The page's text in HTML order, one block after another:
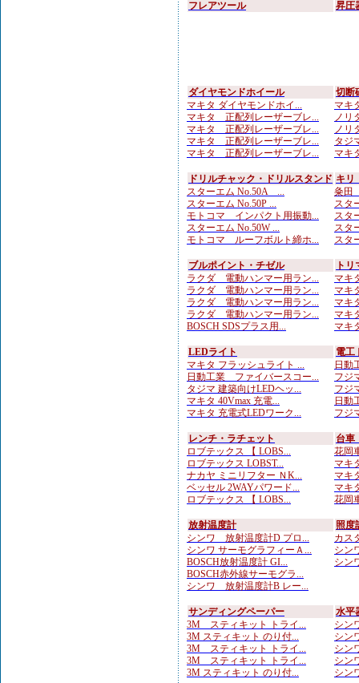
フレアツール 昇圧
ダイヤモンドホイール
マキタ ダイヤモンドホイ...
マキタ 正配列レーザーブレ...
マキタ 正配列レーザーブレ...
マキタ 正配列レーザーブレ...
マキタ 正配列レーザーブレ...
切断
マキ
ノリ
ノリ
タジ
マキ
ドリルチャック・ドリルスタンド
スターエム No.50A ...
スターエム No.50P ...
モトコマ インパクト用振動...
スターエム No.50W ...
モトコマ ルーフボルト締ホ...
キリ
粂田
スタ
スタ
スタ
スタ
ブルポイント・チゼル
ラクダ 電動ハンマー用ラン...
ラクダ 電動ハンマー用ラン...
ラクダ 電動ハンマー用ラン...
ラクダ 電動ハンマー用ラン...
BOSCH SDSプラス用...
ト
マキ
マキ
マキ
マキ
マキ
LEDライト
マキタ フラッシュライト ...
日動工業 ファイバースコー...
タジマ 建築向けLEDヘッ...
マキタ 40Vmax 充電...
マキタ 充電式LEDワーク...
電工
日動
フジ
フジ
日動
フジ
レンチ・ラチェット
ロブテックス 【 LOBS...
ロブテックス LOBST...
ナカヤ ミニリフター ＮK...
ベッセル 2WAYパワード...
ロブテックス 【 LOBS...
台車
花岡
マキ
マキ
マキ
花岡
放射温度計
シンワ 放射温度計D プロ...
シンワ サーモグラフィーＡ...
BOSCH放射温度計 GI...
BOSCH赤外線サーモグラ...
シンワ 放射温度計B レー...
照度
カス
シン
シン
サンディングペーパー
3M スティキット トライ...
3M スティキット のり付...
3M スティキット トライ...
3M スティキット トライ...
3M スティキット のり付...
水平
シン
シン
シン
シン
シン